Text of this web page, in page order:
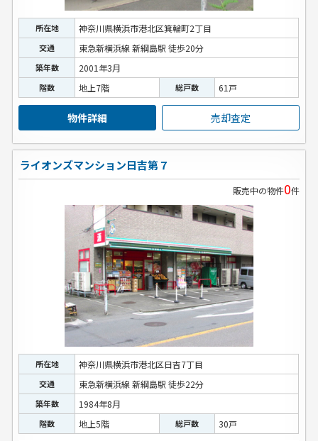
所在地 神奈川県横浜市港北区箕輪町2丁目
交通 東急新横浜線 新綱島駅 徒歩20分
築年数 2001年3月
階数 地上7階 総戸数 61戸
物件詳細 売却査定
ライオンズマンション日吉第７
販売中の物件0件
所在地 神奈川県横浜市港北区日吉7丁目
交通 東急新横浜線 新綱島駅 徒歩22分
築年数 1984年8月
階数 地上5階 総戸数 30戸